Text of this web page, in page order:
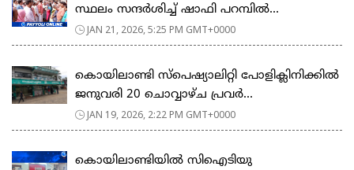
സ്ഥലം സന്ദർശിച്ച് ഷാഫി പറമ്പിൽ...
JAN 21, 2026, 5:25 PM GMT+0000
കൊയിലാണ്ടി സ്പെഷ്യാലിറ്റി പോളിക്ലിനിക്കിൽ
ജനുവരി 20 ചൊവ്വാഴ്ച പ്രവർ...
JAN 19, 2026, 2:22 PM GMT+0000
കൊയിലാണ്ടിയിൽ സിഐടിയു